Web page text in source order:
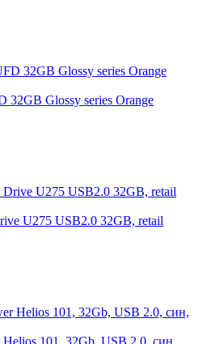
32GB Glossy series Orange
U275 USB2.0 32GB, retail
101, 32Gb, USB 2.0, син,